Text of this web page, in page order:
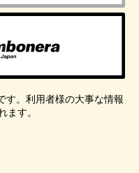
す。利用者様の大事な情報
ます。